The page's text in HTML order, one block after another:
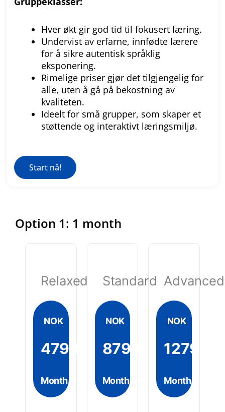
Hver økt gir god tid til fokusert læring.
Undervist av erfarne, innfødte lærere
for å sikre autentisk språklig
eksponering.
Rimelige priser gjør det tilgjengelig for
alle, uten å gå på bekostning av
kvaliteten.
Ideelt for små grupper, som skaper et
støttende og interaktivt læringsmiljø.
Start nå!
Option 1: 1 month
Relaxed
NOK
4799
Month
Standard
NOK
8799
Month
Advanced
NOK
12799
Month